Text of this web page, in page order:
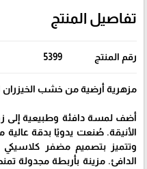
تفاصيل المنتج
رقم المنتج 5399
مزهرية أرضية من خشب الخيزران
أضف لمسة دافئة وطبيعية إلى
الأنيقة. صُنعت يدويًا بدقة
وتتميز بتصميم مضفر كلاسيكي
الدافئ. مزينة بأربطة مجدولة